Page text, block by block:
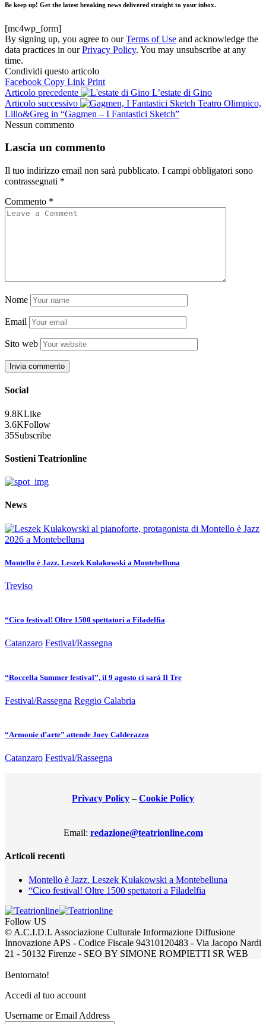
Be keep up! Get the latest breaking news delivered straight to your inbox.
[mc4wp_form]
By signing up, you agree to ourTerms of Use and acknowledge the
data practices in ourPrivacy Policy. You may unsubscribe at any
time.
Condividi questo articolo
Facebook Copy Link Print
Articolo precedente
L’estate di Gino
Articolo successivo
Teatro Olimpico,
Lillo&Greg in “Gagmen – I Fantastici Sketch”
Nessun commento
Lascia un commento
Il tuo indirizzo email non sarà pubblicato. I campi obbligatori sono
contrassegnati *
Commento *
Nome
Email
Sito web
Social
9.8KLike
3.6KFollow
35Subscribe
Sostieni Teatrionline
News
Montello è Jazz. Leszek Kułakowski a Montebelluna
Treviso
“Cico festival! Oltre 1500 spettatori a Filadelfia
Catanzaro Festival/Rassegna
“Roccella Summer festival”, il 9 agosto ci sarà Il Tre
Festival/Rassegna Reggio Calabria
“Armonie d’arte” attende Joey Calderazzo
Catanzaro Festival/Rassegna
Privacy Policy – Cookie Policy
Email: redazione@teatrionline.com
Articoli recenti
Montello è Jazz. Leszek Kułakowski a Montebelluna
“Cico festival! Oltre 1500 spettatori a Filadelfia
Follow US
© A.C.I.D.I. Associazione Culturale Informazione Diffusione
Innovazione APS - Codice Fiscale 94310120483 - Via Jacopo Nardi
21 - 50132 Firenze - SEO BY SIMONE ROMPIETTI SR WEB
Bentornato!
Accedi al tuo account
Username or Email Address